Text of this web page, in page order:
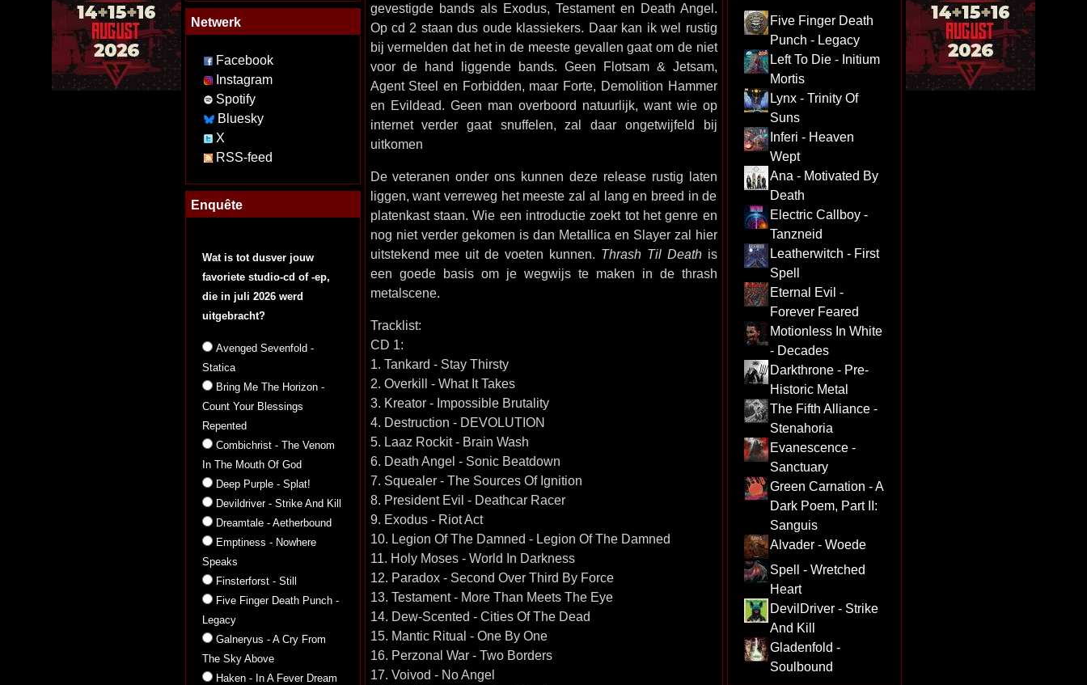
Netwerk
Facebook
Instagram
Spotify
Bluesky
X
RSS-feed
Enquête
Wat is tot dusver jouw
favoriete studio-cd of -ep,
die in juli 2026 werd
uitgebracht?
Avenged Sevenfold -
Statica
Bring Me The Horizon -
Count Your Blessings
Repented
Combichrist - The Venom
In The Mouth Of God
Deep Purple - Splat!
Devildriver - Strike And Kill
Dreamtale - Aetherbound
Emptiness - Nowhere
Speaks
Finsterforst - Still
Five Finger Death Punch -
Legacy
Galneryus - A Cry From
The Sky Above
Haken - In A Fever Dream
gevestigde bands als Exodus, Testament en Death Angel.
Op cd 2 staan dus oude klassiekers. Daar kan ik wel rustig
bij vermelden dat het in de meeste gevallen gaat om de niet
voor de hand liggende bands. Geen Flotsam & Jetsam,
Agent Steel en Forbidden, maar Forte, Demolition Hammer
en Evildead. Geen man overboord natuurlijk, want wie op
internet verder gaat snuffelen, zal daar ongetwijfeld bij
uitkomen
De veteranen onder ons kunnen deze release rustig laten
liggen, want verreweg het meeste zal al lang en breed in de
platenkast staan. Wie een introductie zoekt tot het genre en
nog niet verder gekomen is dan Metallica en Slayer zal hier
uitstekend mee uit de voeten kunnen. Thrash Til Deathis
een goede basis om je wegwijs te maken in de thrash
metalscene.
Tracklist:
CD 1:
1. Tankard - Stay Thirsty
2. Overkill - What It Takes
3. Kreator - Impossible Brutality
4. Destruction - DEVOLUTION
5. Laaz Rockit - Brain Wash
6. Death Angel - Sonic Beatdown
7. Squealer - The Sources Of Ignition
8. President Evil - Deathcar Racer
9. Exodus - Riot Act
10. Legion Of The Damned - Legion Of The Damned
11. Holy Moses - World In Darkness
12. Paradox - Second Over Third By Force
13. Testament - More Than Meets The Eye
14. Dew-Scented - Cities Of The Dead
15. Mantic Ritual - One By One
16. Perzonal War - Two Borders
17. Voivod - No Angel
Five Finger Death
Punch - Legacy
Left To Die - Initium
Mortis
Lynx - Trinity Of
Suns
Inferi - Heaven
Wept
Ana - Motivated By
Death
Electric Callboy -
Tanzneid
Leatherwitch - First
Spell
Eternal Evil -
Forever Feared
Motionless In White
- Decades
Darkthrone - Pre-
Historic Metal
The Fifth Alliance -
Stenahoria
Evanescence -
Sanctuary
Green Carnation - A
Dark Poem, Part II:
Sanguis
Alvader - Woede
Spell - Wretched
Heart
DevilDriver - Strike
And Kill
Gladenfold -
Soulbound